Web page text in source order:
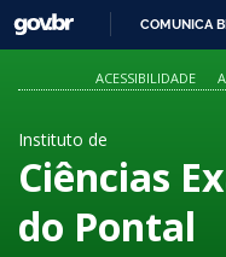
GOVBR
COMUNICA
ACESSIBILIDADE
Instituto de
Ciências
do Pontal